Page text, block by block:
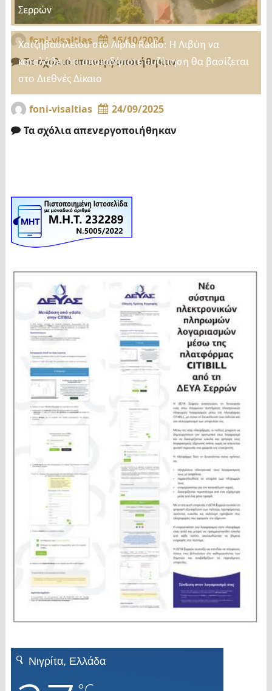
Σερρών
foni-visaltias
16/10/2024
Τα σχόλια απενεργοποιήθηκαν
Χατζηβασιλείου στο Alpha Radio: Η Λιβύη να
καταλάβει ότι οποιαδήποτε συζήτηση θα βασίζεται
στο Διεθνές Δίκαιο
foni-visaltias
24/09/2025
Τα σχόλια απενεργοποιήθηκαν